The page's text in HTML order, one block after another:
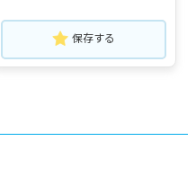
保存する